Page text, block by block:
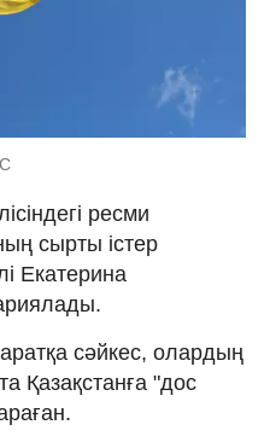
ресми
сырты істер
Екатерина
сәйкес, олардың
Қазақстанға "дос